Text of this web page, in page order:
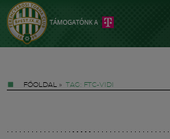
FŐOLDAL » TAG: FTC-VIDI